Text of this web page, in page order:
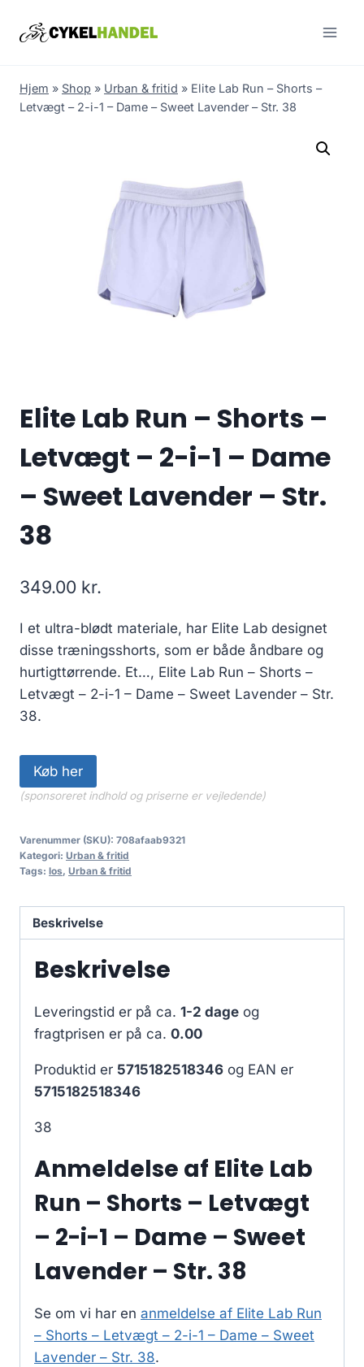
Hjem » Shop » Urban & fritid » Elite Lab Run – Shorts –
Letvægt – 2-i-1 – Dame – Sweet Lavender – Str. 38
Elite Lab Run – Shorts –
Letvægt – 2-i-1 – Dame
– Sweet Lavender – Str.
38
349.00 kr.
I et ultra-blødt materiale, har Elite Lab designet
disse træningsshorts, som er både åndbare og
hurtigttørrende. Et…, Elite Lab Run – Shorts –
Letvægt – 2-i-1 – Dame – Sweet Lavender – Str.
38.
Køb her
(sponsoreret indhold og priserne er vejledende)
Varenummer (SKU): 708afaab9321
Kategori: Urban & fritid
Tags: los, Urban & fritid
Beskrivelse
Beskrivelse
Leveringstid er på ca. 1-2 dage og
fragtprisen er på ca. 0.00
Produktid er 5715182518346 og EAN er
5715182518346
38
Anmeldelse af Elite Lab
Run – Shorts – Letvægt
– 2-i-1 – Dame – Sweet
Lavender – Str. 38
Se om vi har en anmeldelse af Elite Lab Run
– Shorts – Letvægt – 2-i-1 – Dame – Sweet
Lavender – Str. 38.